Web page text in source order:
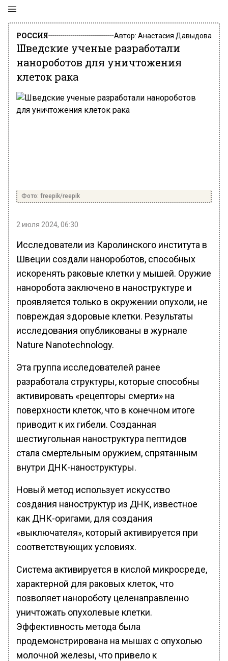
РОССИЯ Автор: Анастасия Давыдова
Шведские ученые разработали
нанороботов для уничтожения
клеток рака
Фото: freepik/reepik
2 июля 2024, 06:30
Исследователи из Каролинского института в
Швеции создали нанороботов, способных
искоренять раковые клетки у мышей. Оружие
наноробота заключено в наноструктуре и
проявляется только в окружении опухоли, не
повреждая здоровые клетки. Результаты
исследования опубликованы в журнале
Nature Nanotechnology.
Эта группа исследователей ранее
разработала структуры, которые способны
активировать «рецепторы смерти» на
поверхности клеток, что в конечном итоге
приводит к их гибели. Созданная
шестиугольная наноструктура пептидов
стала смертельным оружием, спрятанным
внутри ДНК-наноструктуры.
Новый метод использует искусство
создания наноструктур из ДНК, известное
как ДНК-оригами, для создания
«выключателя», который активируется при
соответствующих условиях.
Система активируется в кислой микросреде,
характерной для раковых клеток, что
позволяет нанороботу целенаправленно
уничтожать опухолевые клетки.
Эффективность метода была
продемонстрирована на мышах с опухолью
молочной железы, что привело к